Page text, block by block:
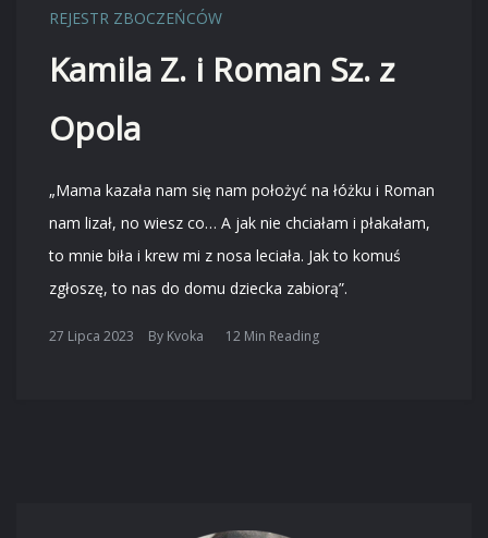
REJESTR ZBOCZEŃCÓW
Kamila Z. i Roman Sz. z
Opola
„Mama kazała nam się nam położyć na łóżku i Roman
nam lizał, no wiesz co… A jak nie chciałam i płakałam,
to mnie biła i krew mi z nosa leciała. Jak to komuś
zgłoszę, to nas do domu dziecka zabiorą”.
27 Lipca 2023 By Kvoka 12 Min Reading